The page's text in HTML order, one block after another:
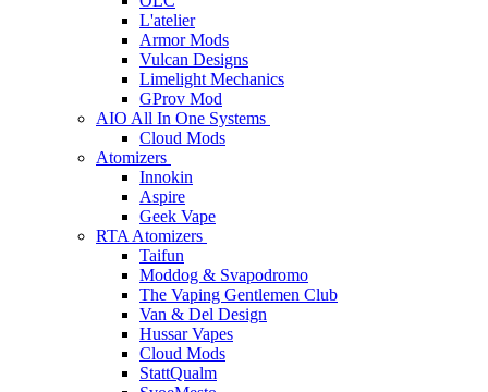
L'atelier
Armor Mods
Vulcan Designs
Limelight Mechanics
GProv Mod
AIO All In One Systems
Cloud Mods
Atomizers
Innokin
Aspire
Geek Vape
RTA Atomizers
Taifun
Moddog & Svapodromo
The Vaping Gentlemen Club
Van & Del Design
Hussar Vapes
Cloud Mods
StattQualm